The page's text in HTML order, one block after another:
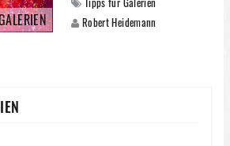
Robert Heidemann